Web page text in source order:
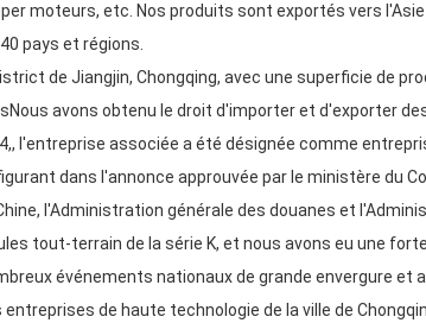
moteurs, etc. Nos produits sont exportés vers
pays et régions.
de Jiangjin, Chongqing, avec une superficie de
avons obtenu le droit d'importer et d'exporter
l'entreprise associée a été désignée comme
dans l'annonce approuvée par le ministère du
l'Administration générale des douanes et
tout-terrain de la série K, et nous avons eu une
événements nationaux de grande envergure
de haute technologie de la ville de